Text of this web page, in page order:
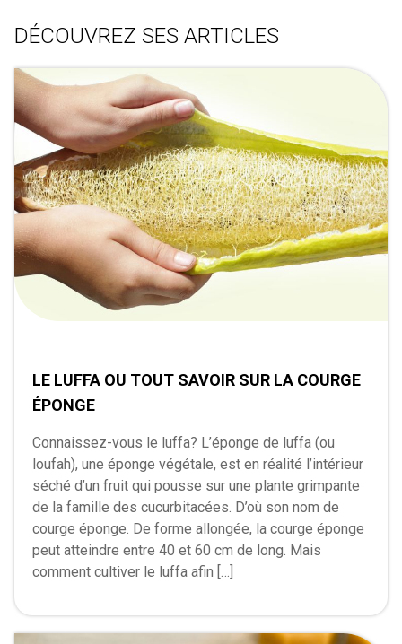
DÉCOUVREZ SES ARTICLES
LE LUFFA OU TOUT SAVOIR SUR LA COURGE
ÉPONGE
Connaissez-vous le luffa? L’éponge de luffa (ou
loufah), une éponge végétale, est en réalité l’intérieur
séché d’un fruit qui pousse sur une plante grimpante
de la famille des cucurbitacées. D’où son nom de
courge éponge. De forme allongée, la courge éponge
peut atteindre entre 40 et 60 cm de long. Mais
comment cultiver le luffa afin […]